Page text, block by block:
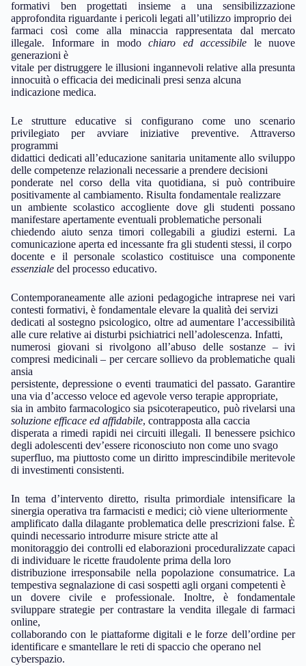
formativi ben progettati insieme a una sensibilizzazione
approfondita riguardante i pericoli legati all’utilizzo improprio dei
farmaci così come alla minaccia rappresentata dal mercato
illegale. Informare in modo chiaro ed accessibile le nuove
generazioni è
vitale per distruggere le illusioni ingannevoli relative alla presunta
innocuità o efficacia dei medicinali presi senza alcuna
indicazione medica.
Le strutture educative si configurano come uno scenario
privilegiato per avviare iniziative preventive. Attraverso
programmi
didattici dedicati all’educazione sanitaria unitamente allo sviluppo
delle competenze relazionali necessarie a prendere decisioni
ponderate nel corso della vita quotidiana, si può contribuire
positivamente al cambiamento. Risulta fondamentale realizzare
un ambiente scolastico accogliente dove gli studenti possano
manifestare apertamente eventuali problematiche personali
chiedendo aiuto senza timori collegabili a giudizi esterni. La
comunicazione aperta ed incessante fra gli studenti stessi, il corpo
docente e il personale scolastico costituisce una componente
essenziale del processo educativo.
Contemporaneamente alle azioni pedagogiche intraprese nei vari
contesti formativi, è fondamentale elevare la qualità dei servizi
dedicati al sostegno psicologico, oltre ad aumentare l’accessibilità
alle cure relative ai disturbi psichiatrici nell’adolescenza. Infatti,
numerosi giovani si rivolgono all’abuso delle sostanze – ivi
compresi medicinali – per cercare sollievo da problematiche quali
ansia
persistente, depressione o eventi traumatici del passato. Garantire
una via d’accesso veloce ed agevole verso terapie appropriate,
sia in ambito farmacologico sia psicoterapeutico, può rivelarsi una
soluzione efficace ed affidabile, contrapposta alla caccia
disperata a rimedi rapidi nei circuiti illegali. Il benessere psichico
degli adolescenti dev’essere riconosciuto non come uno svago
superfluo, ma piuttosto come un diritto imprescindibile meritevole
di investimenti consistenti.
In tema d’intervento diretto, risulta primordiale intensificare la
sinergia operativa tra farmacisti e medici; ciò viene ulteriormente
amplificato dalla dilagante problematica delle prescrizioni false. È
quindi necessario introdurre misure stricte atte al
monitoraggio dei controlli ed elaborazioni proceduralizzate capaci
di individuare le ricette fraudolente prima della loro
distribuzione irresponsabile nella popolazione consumatrice. La
tempestiva segnalazione di casi sospetti agli organi competenti è
un dovere civile e professionale. Inoltre, è fondamentale
sviluppare strategie per contrastare la vendita illegale di farmaci
online,
collaborando con le piattaforme digitali e le forze dell’ordine per
identificare e smantellare le reti di spaccio che operano nel
cyberspazio.